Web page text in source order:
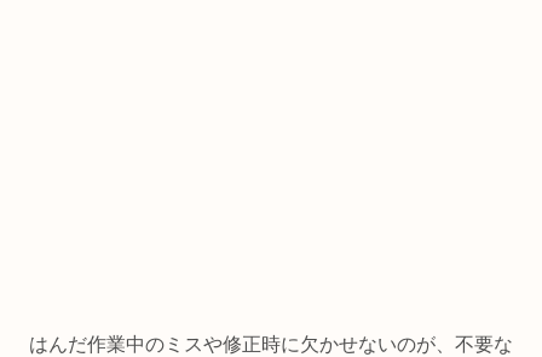
はんだ作業中のミスや修正時に欠かせないのが、不要な